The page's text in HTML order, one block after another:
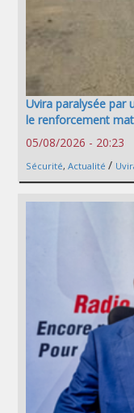
Uvira paralysée par
le renforcement
05/08/2026 - 20:23
Sécurité, Actualité /